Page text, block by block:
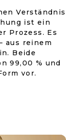
Verständnis
ist ein
Prozess. Es
aus reinem
Beide
99,00 % und
vor.